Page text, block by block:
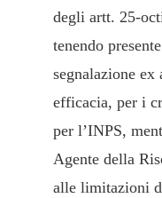
degli artt. 25-
tenendo
segnalazione ex
efficacia, per i
per l’INPS,
Agente della
alle limitazioni